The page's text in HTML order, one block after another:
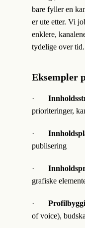
bare fyller en
er ute etter. Vi
enklere,
tydelige over tid.
Eksempler
·
prioriteringer,
·
publisering
·
grafiske
·
of voice),